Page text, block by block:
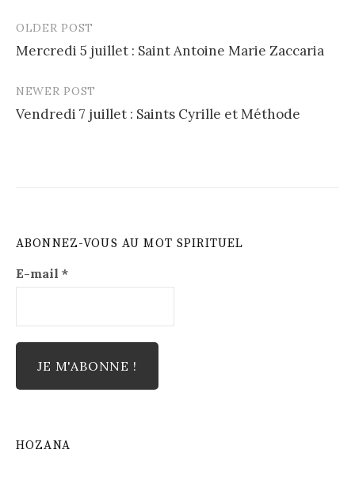
Post
navigation
OLDER POST
Mercredi 5 juillet : Saint Antoine Marie Zaccaria
NEWER POST
Vendredi 7 juillet : Saints Cyrille et Méthode
ABONNEZ-VOUS AU MOT SPIRITUEL
E-mail *
HOZANA